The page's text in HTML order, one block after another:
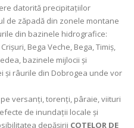
datorită precipitațiilor
de zăpadă din zonele montane
din bazinele hidrografice:
Bega Veche, Bega, Timiș,
bazinele mijlocii și
și râurile din Dobrogea unde vor
versanți, torenți, pâraie, viituri
de inundații locale și
depășirii COTELOR DE